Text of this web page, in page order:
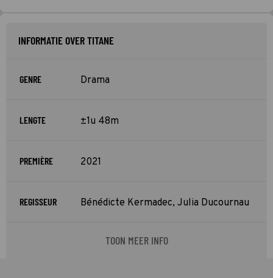
INFORMATIE OVER TITANE
GENRE Drama
LENGTE ±1u 48m
PREMIÈRE 2021
REGISSEUR Bénédicte Kermadec, Julia Ducournau
TOON MEER INFO